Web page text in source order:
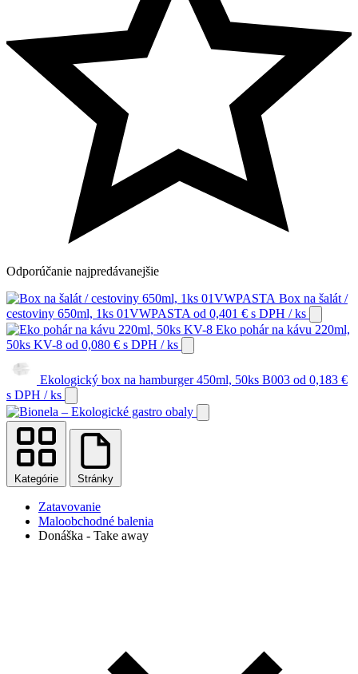
Odporúčanie najpredávanejšie
Box na šalát /
cestoviny 650ml, 1ks 01VWPASTA od 0,401 € s DPH / ks
Eko pohár na kávu 220ml,
50ks KV-8 od 0,080 € s DPH / ks
Ekologický box na hamburger 450ml, 50ks B003 od 0,183 €
s DPH / ks
Kategórie Stránky
Zatavovanie
Maloobchodné balenia
Donáška - Take away